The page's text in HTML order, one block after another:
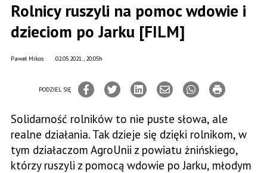
Rolnicy ruszyli na pomoc wdowie i
dzieciom po Jarku [FILM]
02.05.2021., 20:05h
Paweł Mikos
PODZIEL SIĘ
Solidarność rolników to nie puste słowa, ale
realne działania. Tak dzieje się dzięki rolnikom, w
tym działaczom AgroUnii z powiatu żnińskiego,
którzy ruszyli z pomocą wdowie po Jarku, młodym